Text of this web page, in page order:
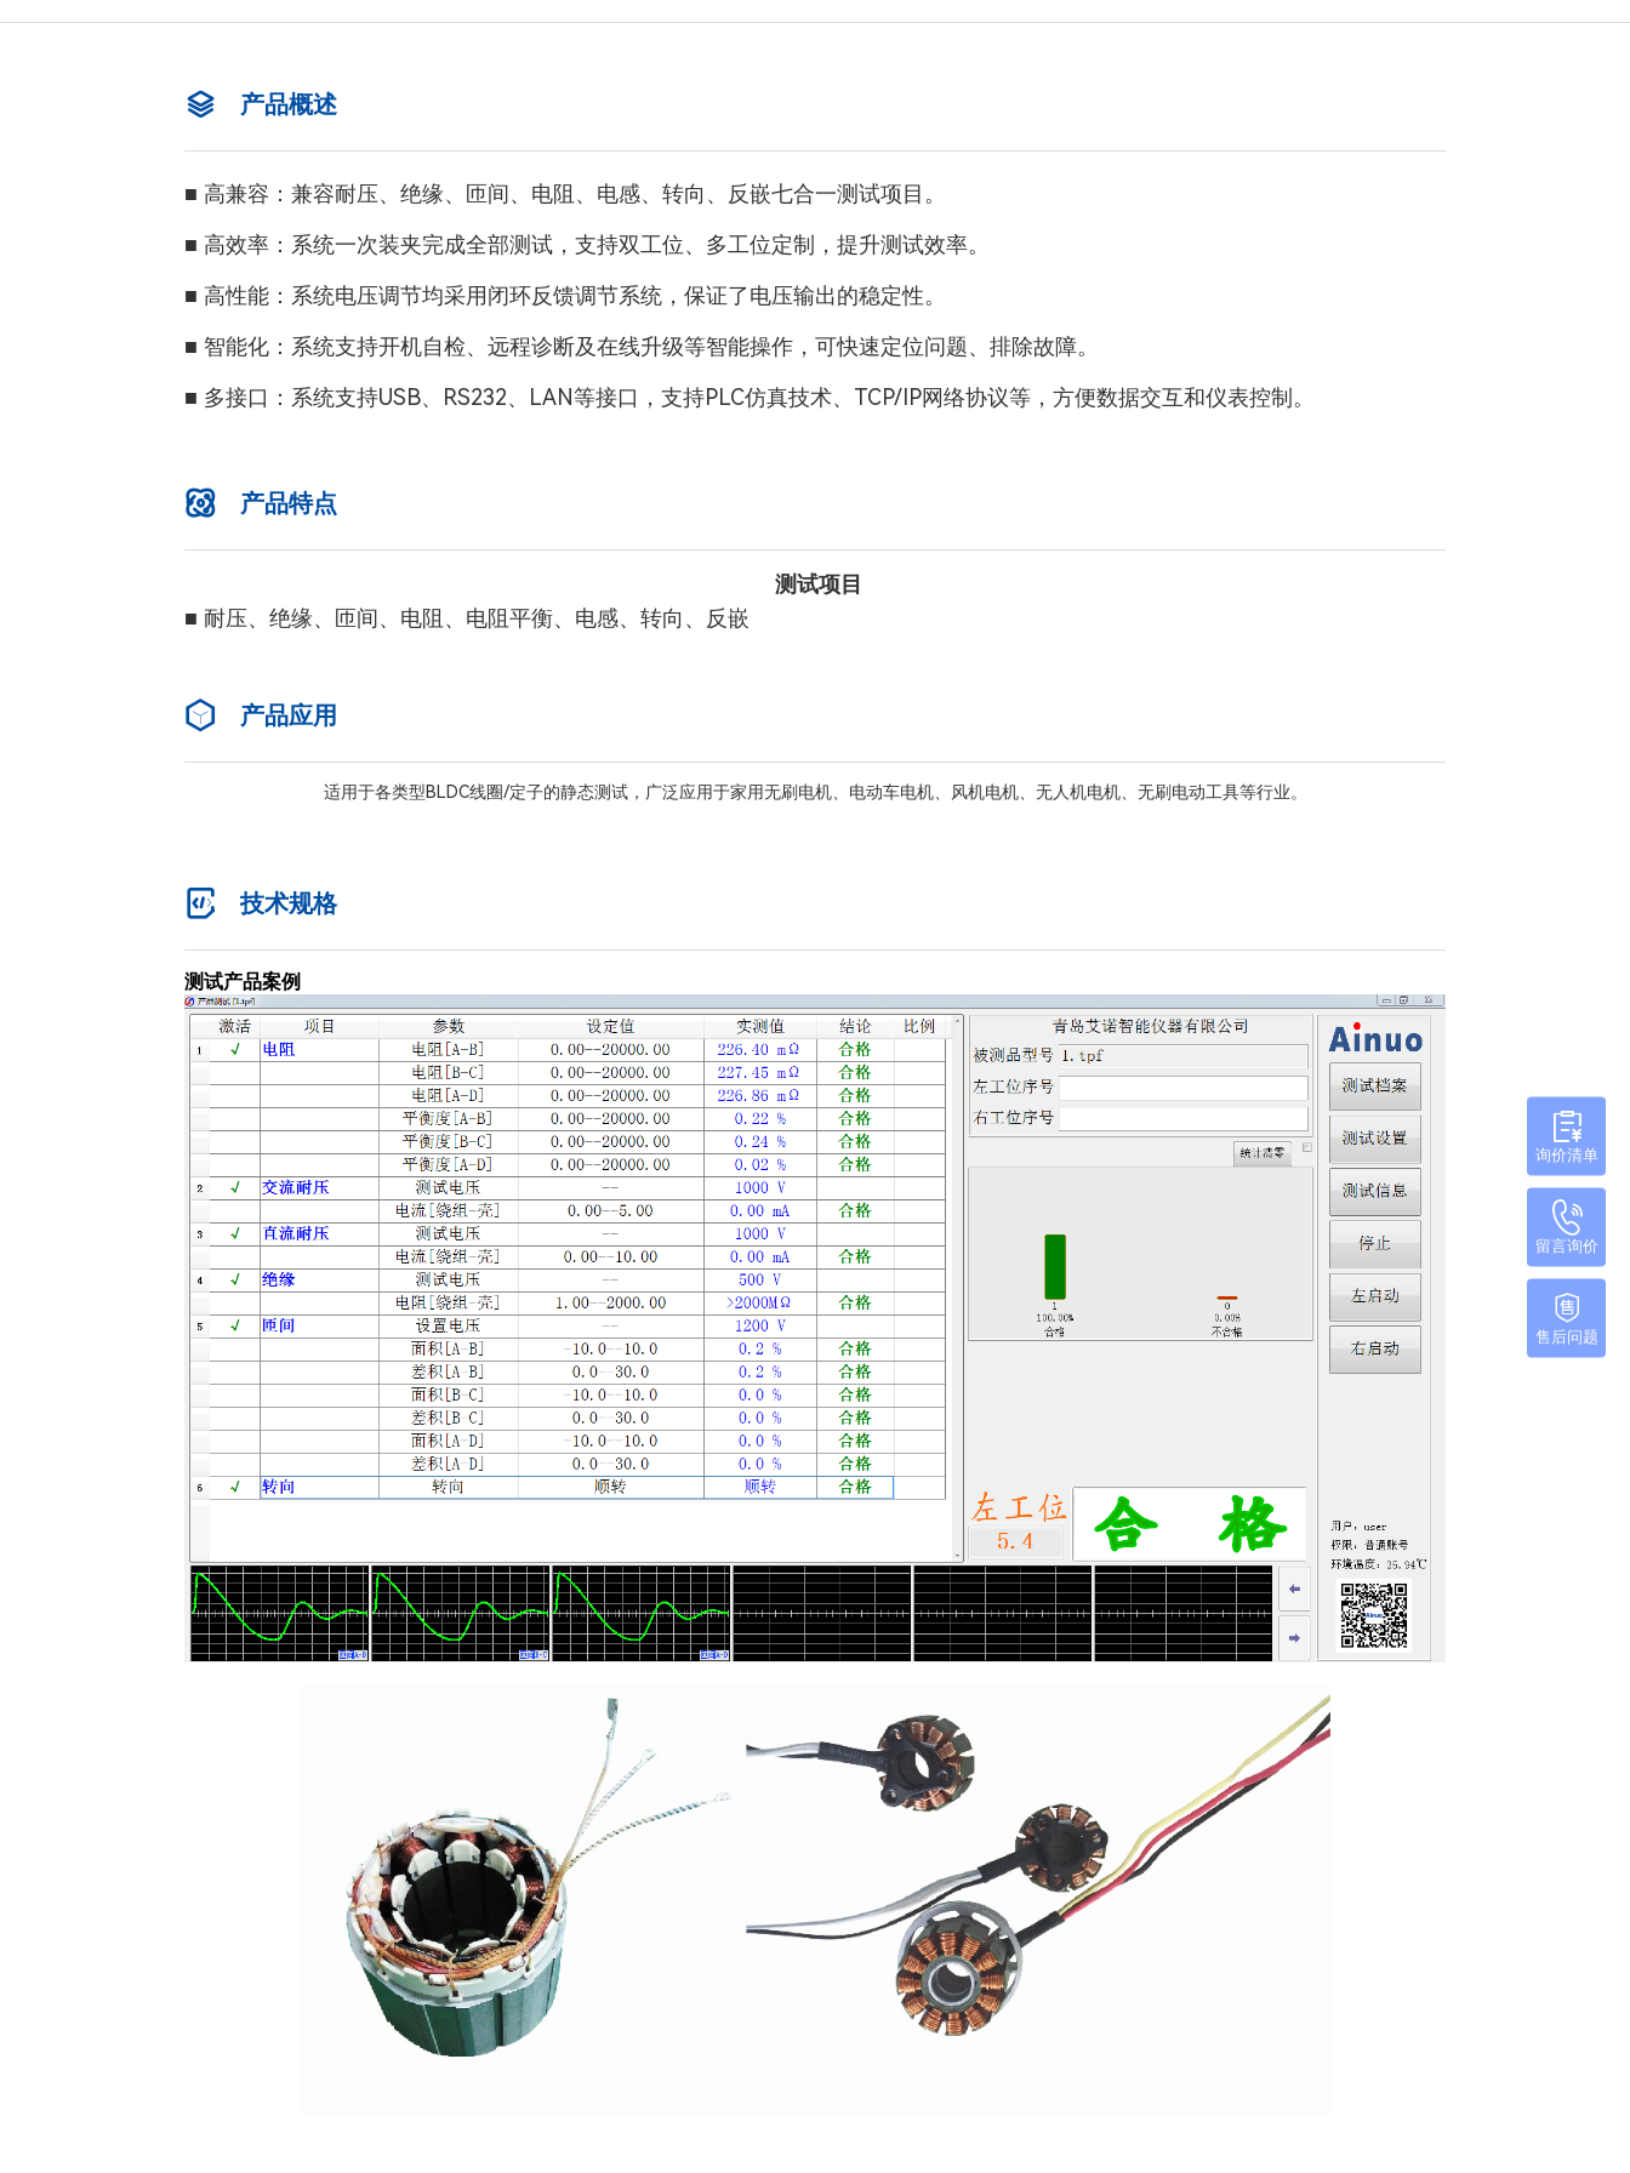
产品概述
■ 高兼容：兼容耐压、绝缘、匝间、电阻、电感、转向、反嵌七合一测试项目。
■ 高效率：系统一次装夹完成全部测试，支持双工位、多工位定制，提升测试效率。
■ 高性能：系统电压调节均采用闭环反馈调节系统，保证了电压输出的稳定性。
■ 智能化：系统支持开机自检、远程诊断及在线升级等智能操作，可快速定位问题、排除故障。
■ 多接口：系统支持USB、RS232、LAN等接口，支持PLC仿真技术、TCP/IP网络协议等，方便数据交互和仪表控制。
产品特点
测试项目
■ 耐压、绝缘、匝间、电阻、电阻平衡、电感、转向、反嵌
产品应用
适用于各类型BLDC线圈/定子的静态测试，广泛应用于家用无刷电机、电动车电机、风机电机、无人机电机、无刷电动工具等行业。
技术规格
测试产品案例
询价清单
留言询价
售后问题